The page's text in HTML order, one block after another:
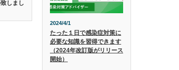
しまし
2024/4/1
たった１日で感染症対策に
必要な知識を習得できます
（2024年改訂版がリリース
開始）